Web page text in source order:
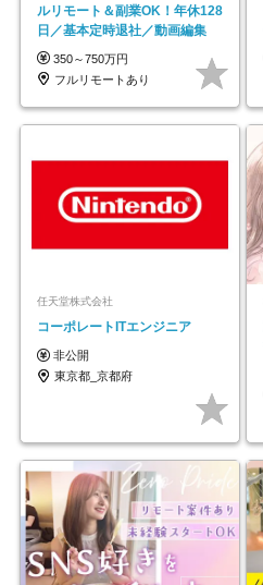
ルリモート＆副業OK！年休128
日／基本定時退社／動画編集
350～750万円
フルリモートあり
任天堂株式会社
コーポレートITエンジニア
非公開
東京都_京都府